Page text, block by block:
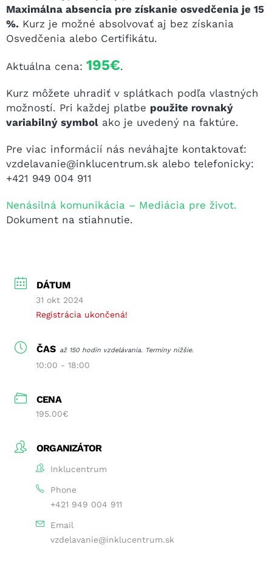
Maximálna absencia pre získanie osvedčenia je 15
%. Kurz je možné absolvovať aj bez získania
Osvedčenia alebo Certifikátu.
Aktuálna cena: 195€.
Kurz môžete uhradiť v splátkach podľa vlastných
možností. Pri každej platbe použite rovnaký
variabilný symbol ako je uvedený na faktúre.
Pre viac informácií nás neváhajte kontaktovať:
vzdelavanie@inklucentrum.sk alebo telefonicky:
+421 949 004 911
Nenásilná komunikácia – Mediácia pre život.
Dokument na stiahnutie.
DÁTUM
31 okt 2024
Registrácia ukončená!
ČAS až 150 hodín vzdelávania. Termíny nižšie.
10:00 - 18:00
CENA
195.00€
ORGANIZÁTOR
Inklucentrum
Phone
+421 949 004 911
Email
vzdelavanie@inklucentrum.sk